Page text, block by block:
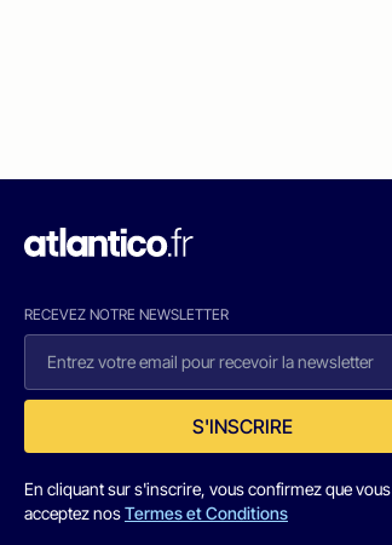
RECEVEZ NOTRE NEWSLETTER
S'INSCRIRE
En cliquant sur s'inscrire, vous confirmez que vous
acceptez nosTermes et Conditions